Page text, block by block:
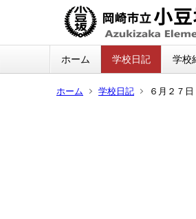
ホーム 学校日記 学校
ホーム 学校日記 ６月２７